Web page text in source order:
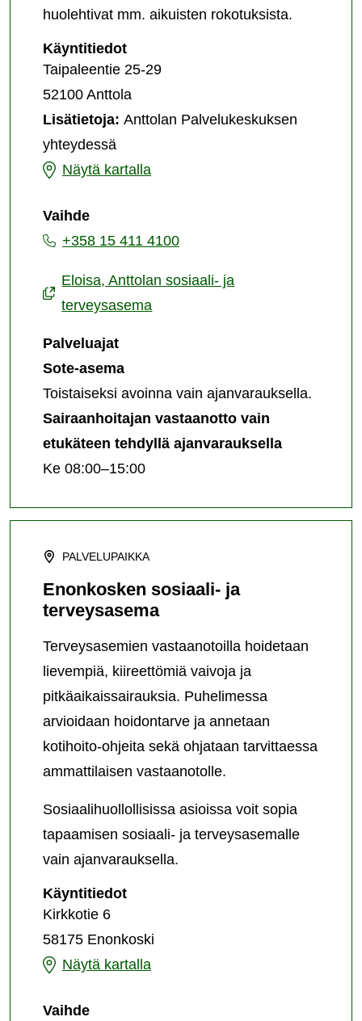
huolehtivat mm. aikuisten rokotuksista.
KäyntitiedotAnttolan
sosiaali-
terveysasema
Taipaleentie 25-29
52100 Anttola
Lisätietoja: Anttolan Palvelukeskuksen
yhteydessä
Näytä kartalla
Anttolan
ja
terveysasema
Vaihde
+358 15 411 4100
Eloisa, Anttolan sosiaali- ja
terveysasema
Palveluajat
Sote-asema
Toistaiseksi avoinna vain ajanvarauksella.
Sairaanhoitajan vastaanotto vain
etukäteen tehdyllä ajanvarauksella
Ke 08:00–15:00
PALVELUPAIKKA
Enonkosken sosiaali- ja
terveysasema
Terveysasemien vastaanotoilla hoidetaan
lievempiä, kiireettömiä vaivoja ja
pitkäaikaissairauksia. Puhelimessa
arvioidaan hoidontarve ja annetaan
kotihoito-ohjeita sekä ohjataan tarvittaessa
ammattilaisen vastaanotolle.
Sosiaalihuollollisissa asioissa voit sopia
tapaamisen sosiaali- ja terveysasemalle
vain ajanvarauksella.
KäyntitiedotEnonkosken
terveysasema
Kirkkotie 6
58175 Enonkoski
Näytä kartalla
Enonkosken
ja
Vaihde